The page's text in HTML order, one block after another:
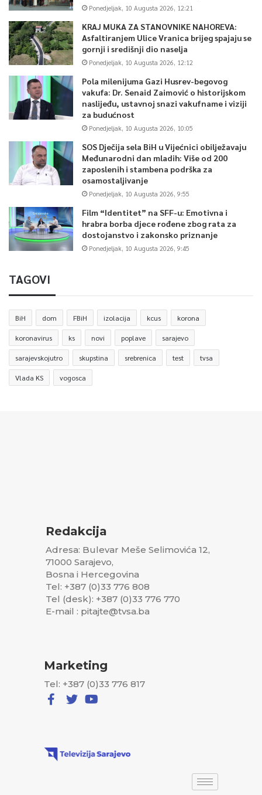
Ponedjeljak, 10 Augusta 2026, 12:21
KRAJ MUKA ZA STANOVNIKE NAHOREVA:
Asfaltiranjem Ulice Vranica brijeg spajaju se
gornji i središnji dio naselja
Ponedjeljak, 10 Augusta 2026, 12:12
Pola milenijuma Gazi Husrev-begovog
vakufa: Dr. Senaid Zaimović o historijskom
naslijeđu, ustavnoj snazi vakufname i viziji
za budućnost
Ponedjeljak, 10 Augusta 2026, 10:05
SOS Dječija sela BiH u Vijećnici obilježavaju
Međunarodni dan mladih: Više od 200
zaposlenih i stambena podrška za
osamostaljivanje
Ponedjeljak, 10 Augusta 2026, 9:55
Film “Identitet” na SFF-u: Emotivna i
hrabra borba djece rođene zbog rata za
dostojanstvo i zakonsko priznanje
Ponedjeljak, 10 Augusta 2026, 9:45
TAGOVI
BiH dom FBiH izolacija kcus korona
koronavirus ks novi poplave sarajevo
sarajevskojutro skupstina srebrenica test tvsa
Vlada KS vogosca
Redakcija
Adresa: Bulevar Meše Selimovića 12,
71000 Sarajevo,
Bosna i Hercegovina
Tel: +387 (0)33 776 808
Tel (desk): +387 (0)33 776 770
E-mail : pitajte@tvsa.ba
Marketing
Tel: +387 (0)33 776 817